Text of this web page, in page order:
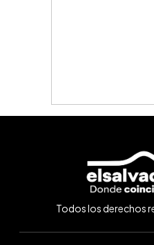
Todos los derechos